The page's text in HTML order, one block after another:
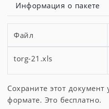
Информация о пакете
Файл
torg-21.xls
Сохраните этот
формате. Это бесплатно.